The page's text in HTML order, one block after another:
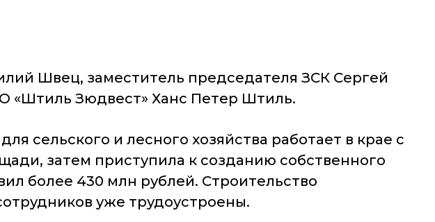
Швец, заместитель председателя ЗСК Сергей
«Штиль Зюдвест» Ханс Петер Штиль.
сельского и лесного хозяйства работает в крае с
затем приступила к созданию собственного
более 430 млн рублей. Строительство
уже трудоустроены.